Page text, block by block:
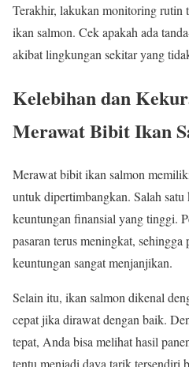
Terakhir, lakukan monitoring rutin
ikan salmon. Cek apakah ada
akibat lingkungan sekitar yang
Kelebihan dan
Merawat Bibit Ikan
Merawat bibit ikan salmon
untuk dipertimbangkan. Salah
keuntungan finansial yang tinggi.
pasaran terus meningkat, sehingga
keuntungan sangat menjanjikan.
Selain itu, ikan salmon dikenal
cepat jika dirawat dengan baik.
tepat, Anda bisa melihat hasil
tentu menjadi daya tarik tersendiri